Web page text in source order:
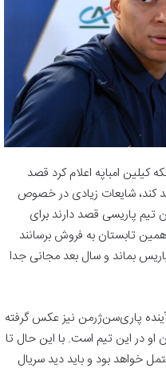
کیلین امباپه اعلام کرد قصد
کند، شایعات زیادی در خصوص
تیم پاریسی قصد دارند برای
همین تابستان به فروش برسانند
بماند و سال بعد مجانی جدا
پاری‌سن‌ژرمن نیز عکس گرفته
در این تیم است. با این حال تا
خواهد بود و باید دید سریال